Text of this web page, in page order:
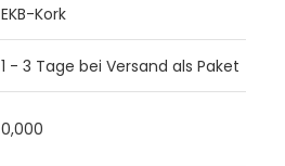
EKB-Kork
1 - 3 Tage bei Versand als Paket
0,000